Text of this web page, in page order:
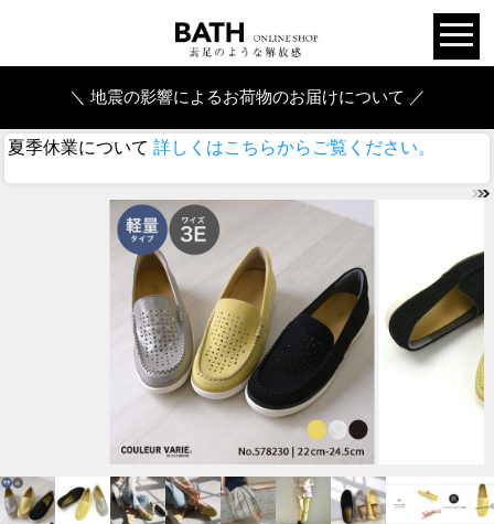
＼ 地震の影響によるお荷物のお届けについて ／
夏季休業について 詳しくはこちらからご覧ください。